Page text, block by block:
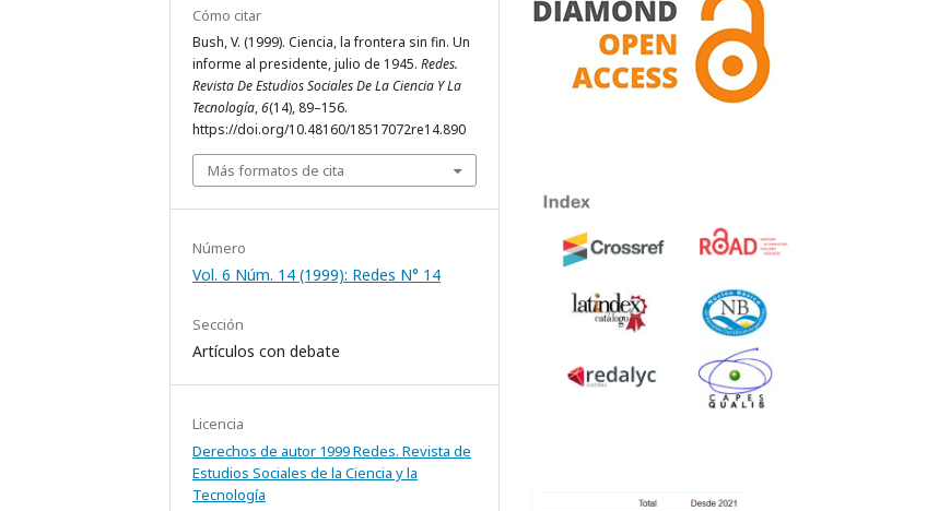
Cómo citar
Bush, V. (1999). Ciencia, la frontera sin fin. Un
informe al presidente, julio de 1945. Redes.
Revista De Estudios Sociales De La Ciencia Y La
Tecnología,6(14), 89–156.
https://doi.org/10.48160/18517072re14.890
Más formatos de cita
Número
Vol. 6 Núm. 14 (1999): Redes N° 14
Sección
Artículos con debate
Licencia
Derechos de autor 1999 Redes. Revista de
Estudios Sociales de la Ciencia y la
Tecnología